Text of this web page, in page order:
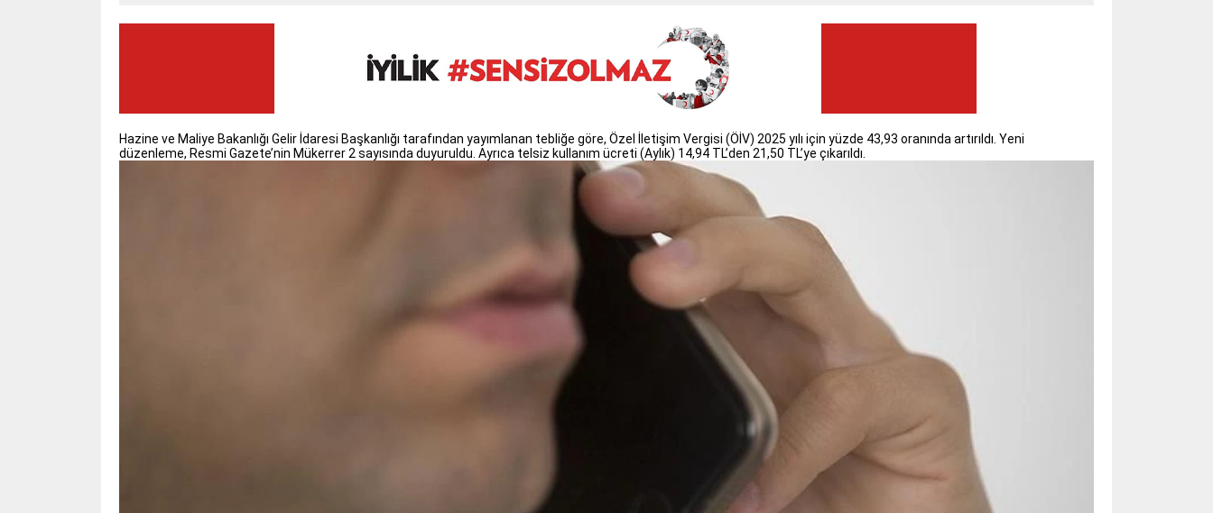
Hazine ve Maliye Bakanlığı​ Gelir İdaresi Başkanlığı tarafından yayımlanan tebliğe göre, Özel İletişim Vergisi (ÖİV) 2025 yılı için yüzde 43,93 oranında artırıldı. Yeni
düzenleme, Resmi Gazete​’nin Mükerrer 2 sayısında duyuruldu. Ayrıca telsiz kullanım ücreti (Aylık) 14,94 TL’den 21,50 TL’ye çıkarıldı.